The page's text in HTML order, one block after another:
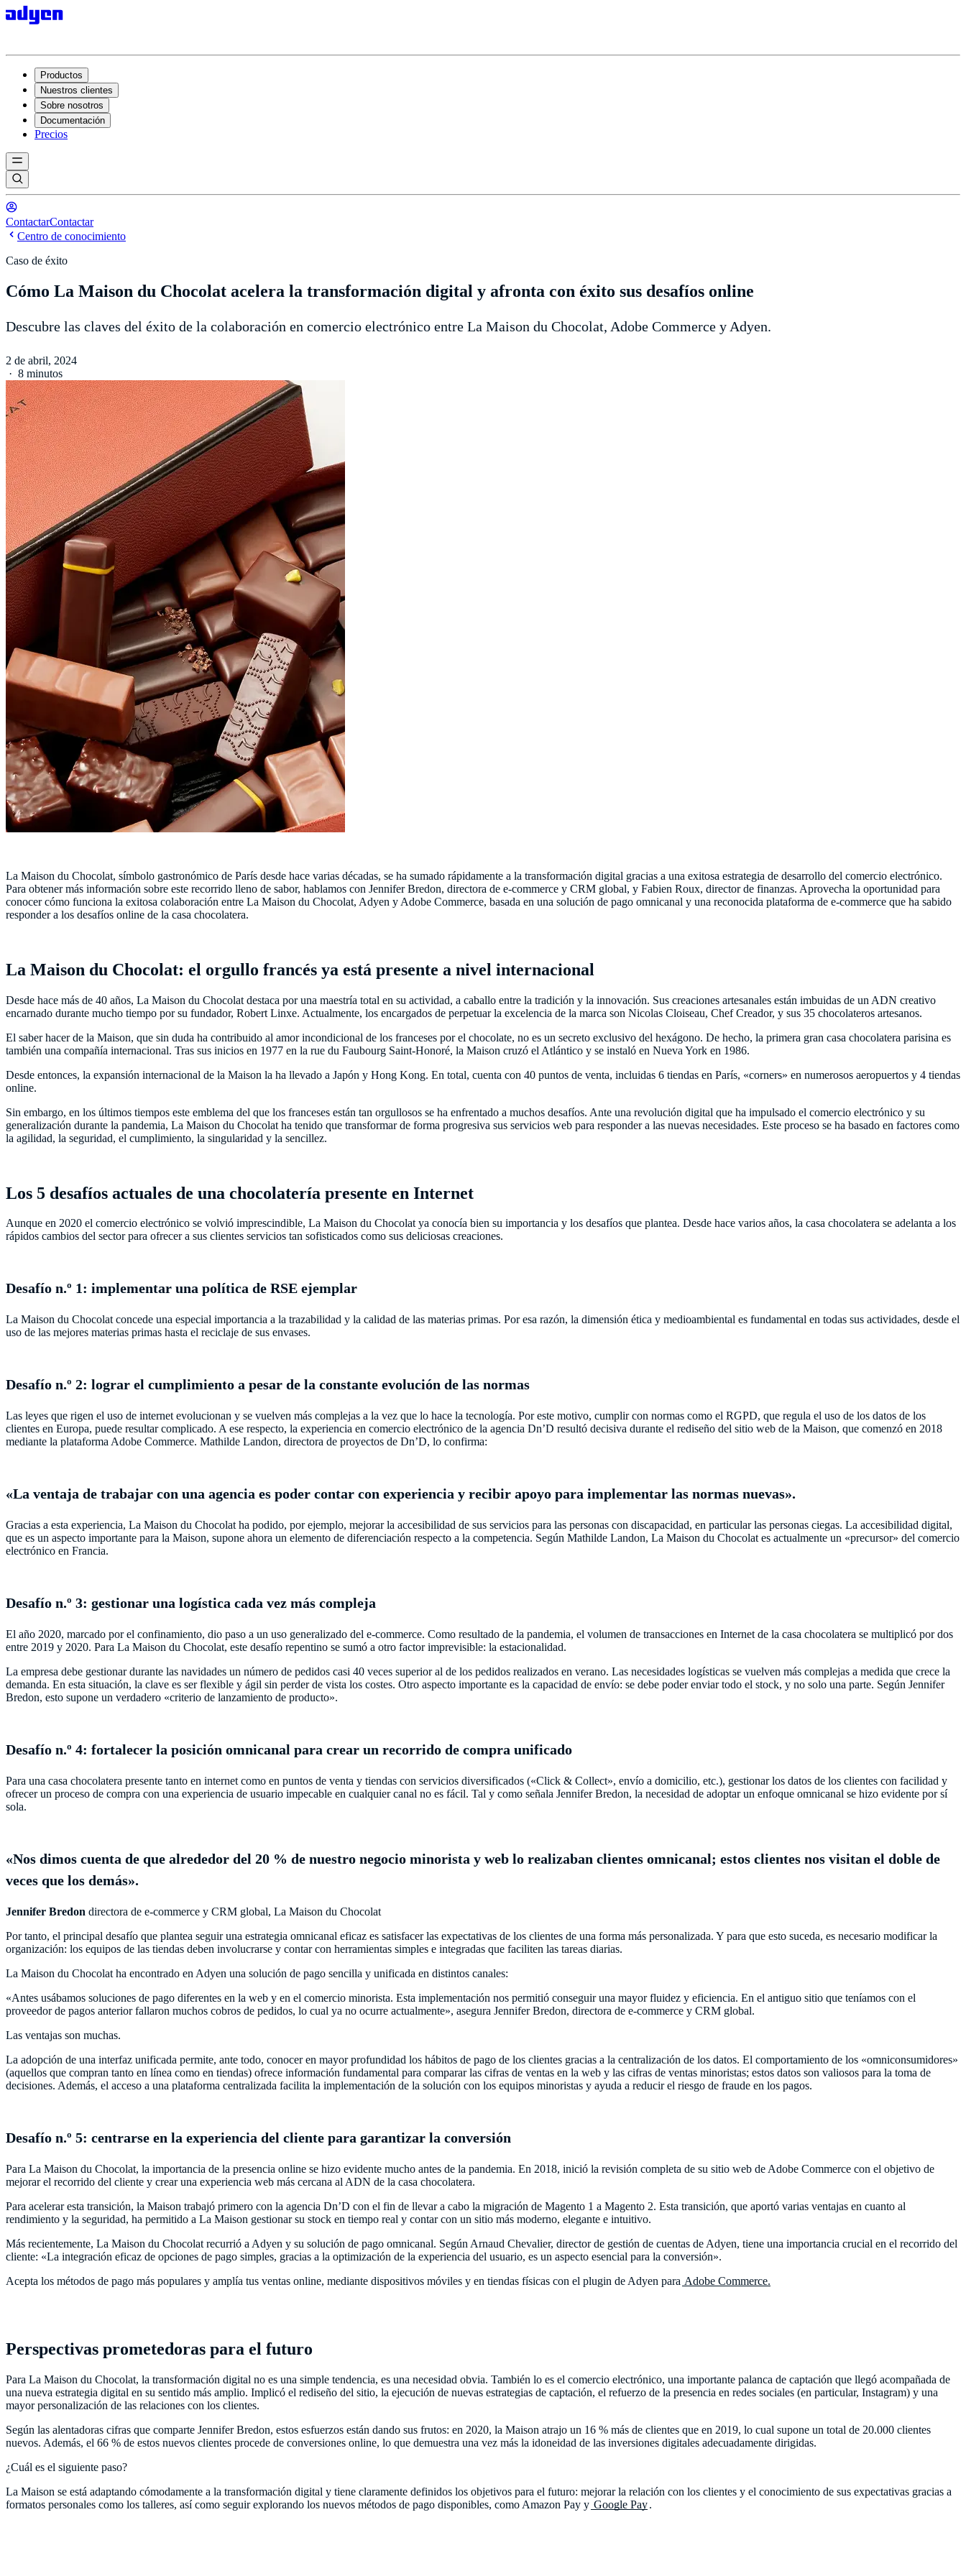
Productos
Nuestros clientes
Sobre nosotros
Documentación
Precios
ContactarContactar
Centro de conocimiento
Caso de éxito
Cómo La Maison du Chocolat acelera la transformación digital y afronta con éxito sus desafíos online
Descubre las claves del éxito de la colaboración en comercio electrónico entre La Maison du Chocolat, Adobe Commerce y Adyen.
2 de abril, 2024
· 8 minutos
La Maison du Chocolat, símbolo gastronómico de París desde hace varias décadas, se ha sumado rápidamente a la transformación digital gracias a una exitosa estrategia de desarrollo del comercio electrónico.
Para obtener más información sobre este recorrido lleno de sabor, hablamos con Jennifer Bredon, directora de e-commerce y CRM global, y Fabien Roux, director de finanzas. Aprovecha la oportunidad para
conocer cómo funciona la exitosa colaboración entre La Maison du Chocolat, Adyen y Adobe Commerce, basada en una solución de pago omnicanal y una reconocida plataforma de e-commerce que ha sabido
responder a los desafíos online de la casa chocolatera.
La Maison du Chocolat: el orgullo francés ya está presente a nivel internacional
Desde hace más de 40 años, La Maison du Chocolat destaca por una maestría total en su actividad, a caballo entre la tradición y la innovación. Sus creaciones artesanales están imbuidas de un ADN creativo
encarnado durante mucho tiempo por su fundador, Robert Linxe. Actualmente, los encargados de perpetuar la excelencia de la marca son Nicolas Cloiseau, Chef Creador, y sus 35 chocolateros artesanos.
El saber hacer de la Maison, que sin duda ha contribuido al amor incondicional de los franceses por el chocolate, no es un secreto exclusivo del hexágono. De hecho, la primera gran casa chocolatera parisina es
también una compañía internacional. Tras sus inicios en 1977 en la rue du Faubourg Saint-Honoré, la Maison cruzó el Atlántico y se instaló en Nueva York en 1986.
Desde entonces, la expansión internacional de la Maison la ha llevado a Japón y Hong Kong. En total, cuenta con 40 puntos de venta, incluidas 6 tiendas en París, «corners» en numerosos aeropuertos y 4 tiendas
online.
Sin embargo, en los últimos tiempos este emblema del que los franceses están tan orgullosos se ha enfrentado a muchos desafíos. Ante una revolución digital que ha impulsado el comercio electrónico y su
generalización durante la pandemia, La Maison du Chocolat ha tenido que transformar de forma progresiva sus servicios web para responder a las nuevas necesidades. Este proceso se ha basado en factores como
la agilidad, la seguridad, el cumplimiento, la singularidad y la sencillez.
Los 5 desafíos actuales de una chocolatería presente en Internet
Aunque en 2020 el comercio electrónico se volvió imprescindible, La Maison du Chocolat ya conocía bien su importancia y los desafíos que plantea. Desde hace varios años, la casa chocolatera se adelanta a los
rápidos cambios del sector para ofrecer a sus clientes servicios tan sofisticados como sus deliciosas creaciones.
Desafío n.º 1: implementar una política de RSE ejemplar
La Maison du Chocolat concede una especial importancia a la trazabilidad y la calidad de las materias primas. Por esa razón, la dimensión ética y medioambiental es fundamental en todas sus actividades, desde el
uso de las mejores materias primas hasta el reciclaje de sus envases.
Desafío n.º 2: lograr el cumplimiento a pesar de la constante evolución de las normas
Las leyes que rigen el uso de internet evolucionan y se vuelven más complejas a la vez que lo hace la tecnología. Por este motivo, cumplir con normas como el RGPD, que regula el uso de los datos de los
clientes en Europa, puede resultar complicado. A ese respecto, la experiencia en comercio electrónico de la agencia Dn’D resultó decisiva durante el rediseño del sitio web de la Maison, que comenzó en 2018
mediante la plataforma Adobe Commerce. Mathilde Landon, directora de proyectos de Dn’D, lo confirma:
«La ventaja de trabajar con una agencia es poder contar con experiencia y recibir apoyo para implementar las normas nuevas».
Gracias a esta experiencia, La Maison du Chocolat ha podido, por ejemplo, mejorar la accesibilidad de sus servicios para las personas con discapacidad, en particular las personas ciegas. La accesibilidad digital,
que es un aspecto importante para la Maison, supone ahora un elemento de diferenciación respecto a la competencia. Según Mathilde Landon, La Maison du Chocolat es actualmente un «precursor» del comercio
electrónico en Francia.
Desafío n.º 3: gestionar una logística cada vez más compleja
El año 2020, marcado por el confinamiento, dio paso a un uso generalizado del e-commerce. Como resultado de la pandemia, el volumen de transacciones en Internet de la casa chocolatera se multiplicó por dos
entre 2019 y 2020. Para La Maison du Chocolat, este desafío repentino se sumó a otro factor imprevisible: la estacionalidad.
La empresa debe gestionar durante las navidades un número de pedidos casi 40 veces superior al de los pedidos realizados en verano. Las necesidades logísticas se vuelven más complejas a medida que crece la
demanda. En esta situación, la clave es ser flexible y ágil sin perder de vista los costes. Otro aspecto importante es la capacidad de envío: se debe poder enviar todo el stock, y no solo una parte. Según Jennifer
Bredon, esto supone un verdadero «criterio de lanzamiento de producto».
Desafío n.º 4: fortalecer la posición omnicanal para crear un recorrido de compra unificado
Para una casa chocolatera presente tanto en internet como en puntos de venta y tiendas con servicios diversificados («Click & Collect», envío a domicilio, etc.), gestionar los datos de los clientes con facilidad y
ofrecer un proceso de compra con una experiencia de usuario impecable en cualquier canal no es fácil. Tal y como señala Jennifer Bredon, la necesidad de adoptar un enfoque omnicanal se hizo evidente por sí
sola.
«Nos dimos cuenta de que alrededor del 20 % de nuestro negocio minorista y web lo realizaban clientes omnicanal; estos clientes nos visitan el doble de
veces que los demás».
Jennifer Bredon directora de e-commerce y CRM global, La Maison du Chocolat
Por tanto, el principal desafío que plantea seguir una estrategia omnicanal eficaz es satisfacer las expectativas de los clientes de una forma más personalizada. Y para que esto suceda, es necesario modificar la
organización: los equipos de las tiendas deben involucrarse y contar con herramientas simples e integradas que faciliten las tareas diarias.
La Maison du Chocolat ha encontrado en Adyen una solución de pago sencilla y unificada en distintos canales:
«Antes usábamos soluciones de pago diferentes en la web y en el comercio minorista. Esta implementación nos permitió conseguir una mayor fluidez y eficiencia. En el antiguo sitio que teníamos con el
proveedor de pagos anterior fallaron muchos cobros de pedidos, lo cual ya no ocurre actualmente», asegura Jennifer Bredon, directora de e-commerce y CRM global.
Las ventajas son muchas.
La adopción de una interfaz unificada permite, ante todo, conocer en mayor profundidad los hábitos de pago de los clientes gracias a la centralización de los datos. El comportamiento de los «omniconsumidores»
(aquellos que compran tanto en línea como en tiendas) ofrece información fundamental para comparar las cifras de ventas en la web y las cifras de ventas minoristas; estos datos son valiosos para la toma de
decisiones. Además, el acceso a una plataforma centralizada facilita la implementación de la solución con los equipos minoristas y ayuda a reducir el riesgo de fraude en los pagos.
Desafío n.º 5: centrarse en la experiencia del cliente para garantizar la conversión
Para La Maison du Chocolat, la importancia de la presencia online se hizo evidente mucho antes de la pandemia. En 2018, inició la revisión completa de su sitio web de Adobe Commerce con el objetivo de
mejorar el recorrido del cliente y crear una experiencia web más cercana al ADN de la casa chocolatera.
Para acelerar esta transición, la Maison trabajó primero con la agencia Dn’D con el fin de llevar a cabo la migración de Magento 1 a Magento 2. Esta transición, que aportó varias ventajas en cuanto al
rendimiento y la seguridad, ha permitido a La Maison gestionar su stock en tiempo real y contar con un sitio más moderno, elegante e intuitivo.
Más recientemente, La Maison du Chocolat recurrió a Adyen y su solución de pago omnicanal. Según Arnaud Chevalier, director de gestión de cuentas de Adyen, tiene una importancia crucial en el recorrido del
cliente: «La integración eficaz de opciones de pago simples, gracias a la optimización de la experiencia del usuario, es un aspecto esencial para la conversión».
Acepta los métodos de pago más populares y amplía tus ventas online, mediante dispositivos móviles y en tiendas físicas con el plugin de Adyen para Adobe Commerce.
Perspectivas prometedoras para el futuro
Para La Maison du Chocolat, la transformación digital no es una simple tendencia, es una necesidad obvia. También lo es el comercio electrónico, una importante palanca de captación que llegó acompañada de
una nueva estrategia digital en su sentido más amplio. Implicó el rediseño del sitio, la ejecución de nuevas estrategias de captación, el refuerzo de la presencia en redes sociales (en particular, Instagram) y una
mayor personalización de las relaciones con los clientes.
Según las alentadoras cifras que comparte Jennifer Bredon, estos esfuerzos están dando sus frutos: en 2020, la Maison atrajo un 16 % más de clientes que en 2019, lo cual supone un total de 20.000 clientes
nuevos. Además, el 66 % de estos nuevos clientes procede de conversiones online, lo que demuestra una vez más la idoneidad de las inversiones digitales adecuadamente dirigidas.
¿Cuál es el siguiente paso?
La Maison se está adaptando cómodamente a la transformación digital y tiene claramente definidos los objetivos para el futuro: mejorar la relación con los clientes y el conocimiento de sus expectativas gracias a
formatos personales como los talleres, así como seguir explorando los nuevos métodos de pago disponibles, como Amazon Pay y Google Pay.